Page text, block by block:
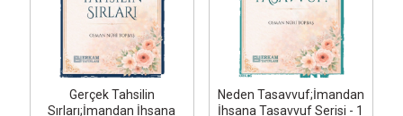
Gerçek Tahsilin
Sırları;İmandan İhsana
Neden Tasavvuf;İmandan
İhsana Tasavvuf Serisi - 1